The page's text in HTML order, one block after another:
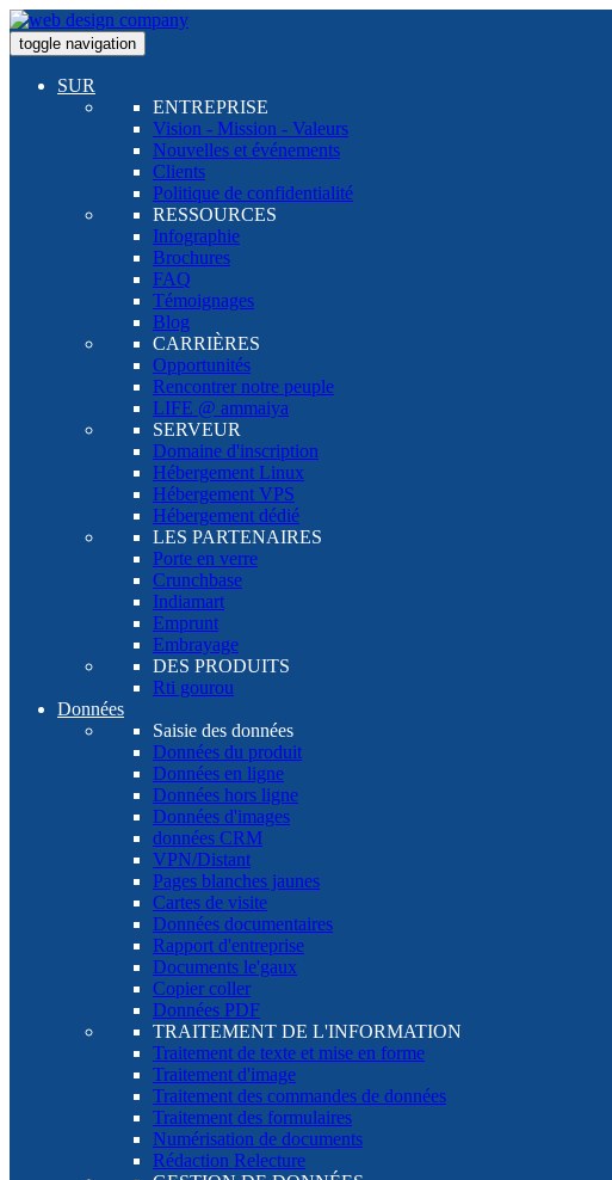
toggle navigation
SUR
ENTREPRISE
Vision - Mission - Valeurs
Nouvelles et événements
Clients
Politique de confidentialité
RESSOURCES
Infographie
Brochures
FAQ
Témoignages
Blog
CARRIÈRES
Opportunités
Rencontrer notre peuple
LIFE @ ammaiya
SERVEUR
Domaine d'inscription
Hébergement Linux
Hébergement VPS
Hébergement dédié
LES PARTENAIRES
Porte en verre
Crunchbase
Indiamart
Emprunt
Embrayage
DES PRODUITS
Rti gourou
Données
Saisie des données
Données du produit
Données en ligne
Données hors ligne
Données d'images
données CRM
VPN/Distant
Pages blanches jaunes
Cartes de visite
Données documentaires
Rapport d'entreprise
Documents le'gaux
Copier coller
Données PDF
TRAITEMENT DE L'INFORMATION
Traitement de texte et mise en forme
Traitement d'image
Traitement des commandes de données
Traitement des formulaires
Numérisation de documents
Rédaction Relecture